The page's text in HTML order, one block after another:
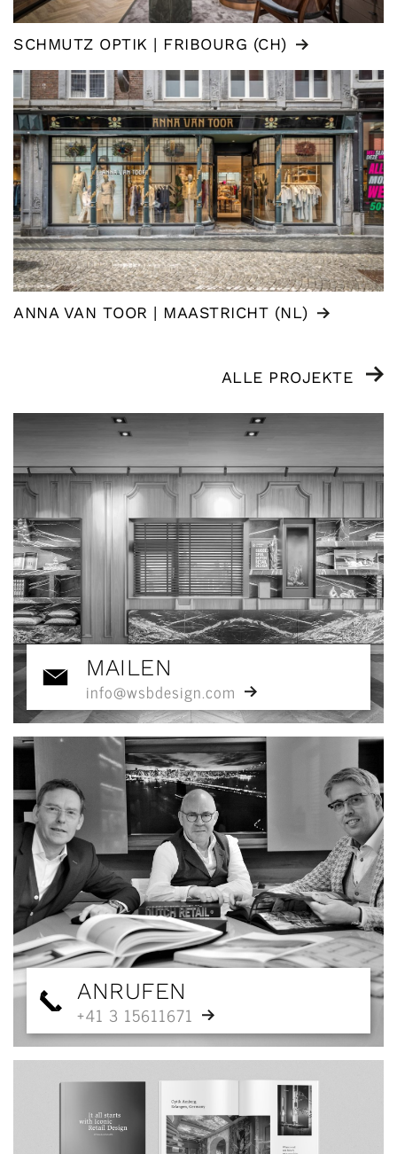
SCHMUTZ OPTIK | FRIBOURG (CH)
ANNA VAN TOOR | MAASTRICHT (NL)
ALLE PROJEKTE
MAILEN
info@wsbdesign.com
ANRUFEN
+41 3 15611671